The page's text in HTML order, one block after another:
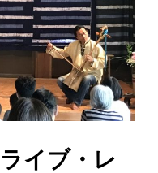
イブ・レ